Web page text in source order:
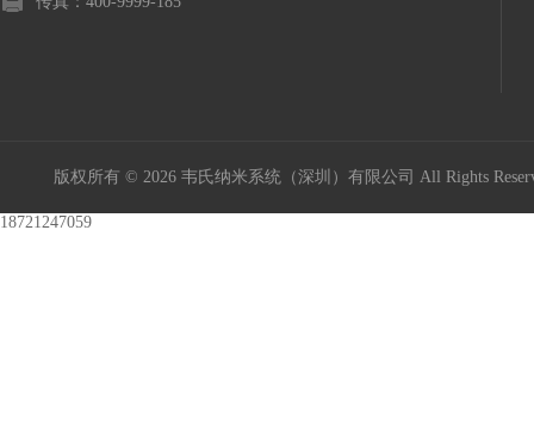
版权所有 © 2026 韦氏纳米系统（深圳）有限公司 All Rights
18721247059